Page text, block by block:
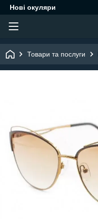
Нові окуляри
Товари та послуги